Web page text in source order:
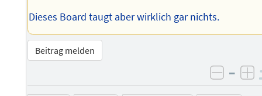
Dieses Board taugt aber wirklich gar nichts.
Beitrag melden
–